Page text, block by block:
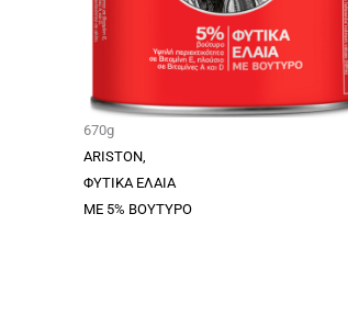
670g
ARISTON,
ΦΥΤΙΚΑ ΕΛΑΙΑ
ΜΕ 5% ΒΟΥΤΥΡΟ